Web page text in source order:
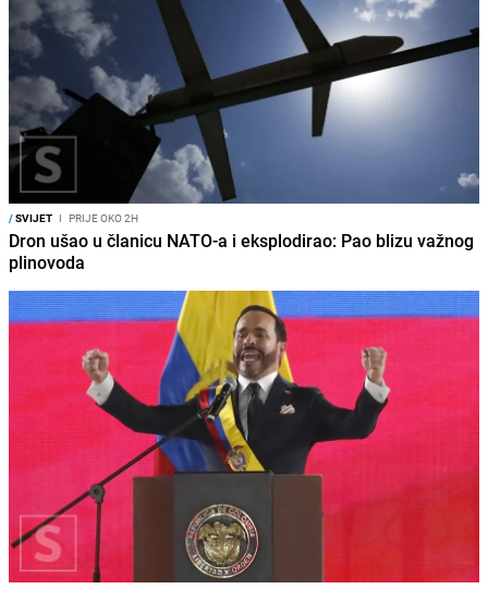
/SVIJET I PRIJE OKO 2H
Dron ušao u članicu NATO-a i eksplodirao: Pao blizu važnog
plinovoda